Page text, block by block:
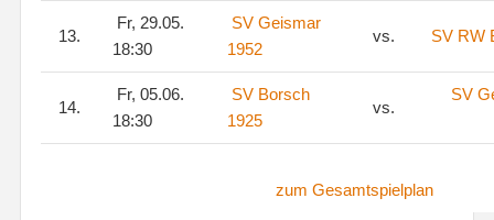
13.
Fr, 29.05.
18:30
SV Geismar
1952
vs. SV RW
14.
Fr, 05.06.
18:30
SV Borsch
1925
vs.
SV
zum Gesamtspielplan